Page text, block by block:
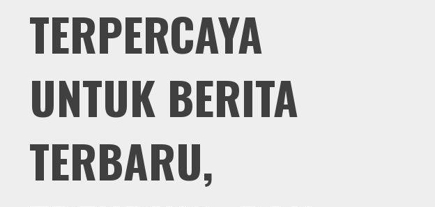
TERPERCAYA
UNTUK BERITA
TERBARU,